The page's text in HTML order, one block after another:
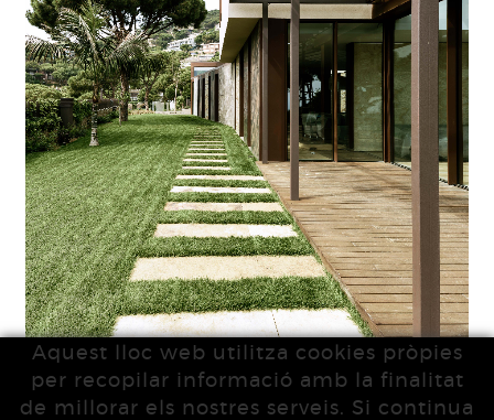
Aquest lloc web utilitza cookies pròpies
per recopilar informació amb la finalitat
de millorar els nostres serveis. Si continua